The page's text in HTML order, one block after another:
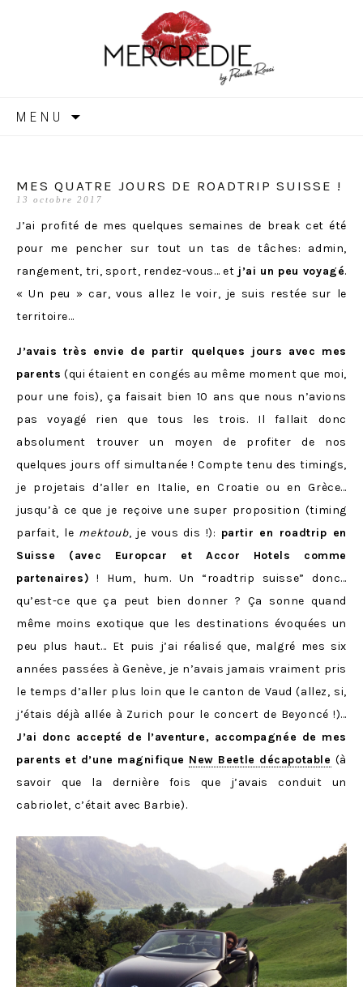
MERCREDIE
MENU
MES QUATRE JOURS DE ROADTRIP SUISSE !
13 octobre 2017
J’ai profité de mes quelques semaines de break cet été
pour me pencher sur tout un tas de tâches: admin,
rangement, tri, sport, rendez-vous… et j’ai un peu voyagé.
« Un peu » car, vous allez le voir, je suis restée sur le
territoire…
J’avais très envie de partir quelques jours avec mes
parents (qui étaient en congés au même moment que moi,
pour une fois), ça faisait bien 10 ans que nous n’avions
pas voyagé rien que tous les trois. Il fallait donc
absolument trouver un moyen de profiter de nos
quelques jours off simultanée ! Compte tenu des timings,
je projetais d’aller en Italie, en Croatie ou en Grèce…
jusqu’à ce que je reçoive une super proposition (timing
parfait, le mektoub, je vous dis !): partir en roadtrip en
Suisse (avec Europcar et Accor Hotels comme
partenaires) ! Hum, hum. Un “roadtrip suisse” donc…
qu’est-ce que ça peut bien donner ? Ça sonne quand
même moins exotique que les destinations évoquées un
peu plus haut… Et puis j’ai réalisé que, malgré mes six
années passées à Genève, je n’avais jamais vraiment pris
le temps d’aller plus loin que le canton de Vaud (allez, si,
j’étais déjà allée à Zurich pour le concert de Beyoncé !)…
J’ai donc accepté de l’aventure, accompagnée de mes
parents et d’une magnifique New Beetle décapotable (à
savoir que la dernière fois que j’avais conduit un
cabriolet, c’était avec Barbie).